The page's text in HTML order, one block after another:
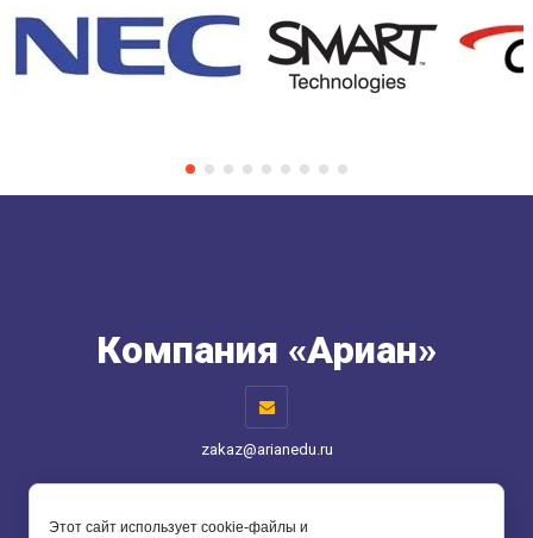
Компания «Ариан»
zakaz@arianedu.ru
Способы оплаты
Этот сайт использует cookie-файлы и